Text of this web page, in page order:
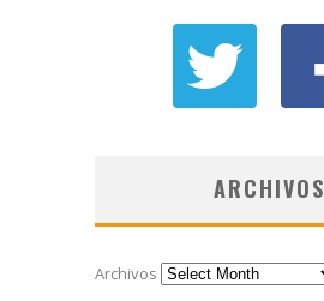
ARCHIVOS
Archivos